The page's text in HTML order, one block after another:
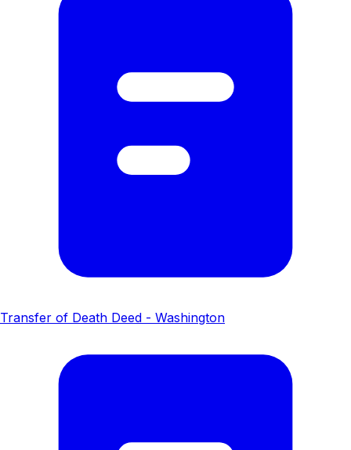
Transfer of Death Deed - Washington